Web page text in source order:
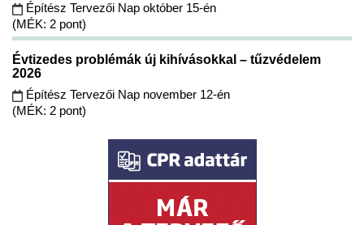
Építész Tervezői Nap október 15-én
(MÉK: 2 pont)
Évtizedes problémák új kihívásokkal – tűzvédelem
2026
Építész Tervezői Nap november 12-én
(MÉK: 2 pont)